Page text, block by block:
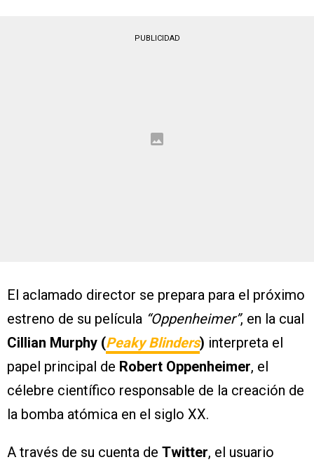
PUBLICIDAD
El aclamado director se prepara para el próximo
estreno de su película “Oppenheimer”, en la cual
Cillian Murphy (Peaky Blinders) interpreta el
papel principal de Robert Oppenheimer, el
célebre científico responsable de la creación de
la bomba atómica en el siglo XX.
A través de su cuenta de Twitter, el usuario